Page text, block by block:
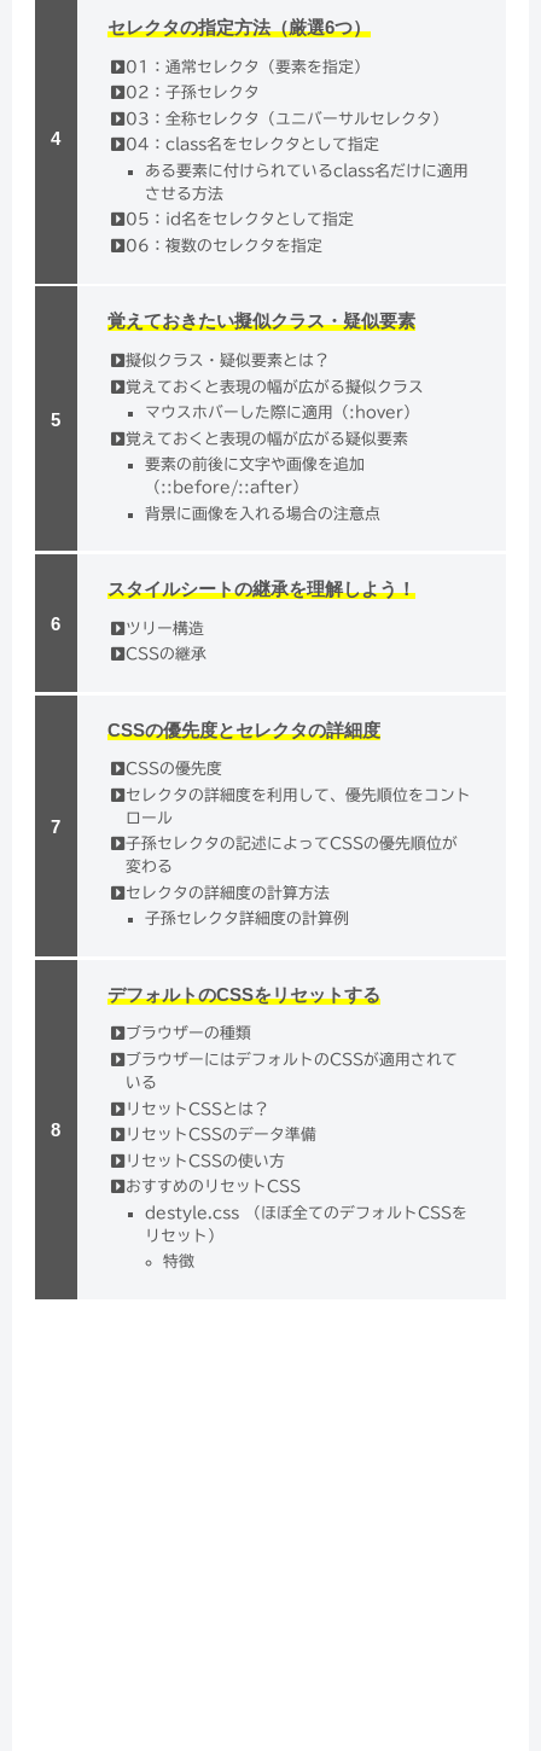
セレクタの指定方法（厳選6つ）
01：通常セレクタ（要素を指定）
02：子孫セレクタ
03：全称セレクタ（ユニバーサルセレクタ）
04：class名をセレクタとして指定
ある要素に付けられているclass名だけに適用
させる方法
05：id名をセレクタとして指定
06：複数のセレクタを指定
覚えておきたい擬似クラス・疑似要素
擬似クラス・疑似要素とは？
覚えておくと表現の幅が広がる擬似クラス
マウスホバーした際に適用（:hover）
覚えておくと表現の幅が広がる疑似要素
要素の前後に文字や画像を追加
（::before/::after）
背景に画像を入れる場合の注意点
スタイルシートの継承を理解しよう！
ツリー構造
CSSの継承
CSSの優先度とセレクタの詳細度
CSSの優先度
セレクタの詳細度を利用して、優先順位をコント
ロール
子孫セレクタの記述によってCSSの優先順位が
変わる
セレクタの詳細度の計算方法
子孫セレクタ詳細度の計算例
デフォルトのCSSをリセットする
ブラウザーの種類
ブラウザーにはデフォルトのCSSが適用されて
いる
リセットCSSとは？
リセットCSSのデータ準備
リセットCSSの使い方
おすすめのリセットCSS
destyle.css （ほぼ全てのデフォルトCSSを
リセット）
特徴